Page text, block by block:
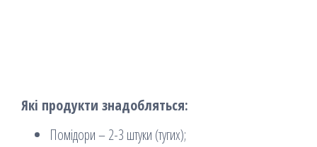
Які продукти знадобляться:
Помідори – 2-3 штуки (тугих);